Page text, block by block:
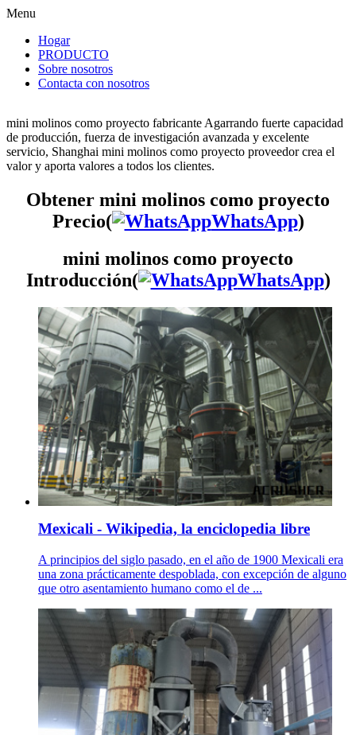
Menu
Hogar
PRODUCTO
Sobre nosotros
Contacta con nosotros
mini molinos como proyecto fabricante Agarrando fuerte capacidad
de producción, fuerza de investigación avanzada y excelente
servicio, Shanghai mini molinos como proyecto proveedor crea el
valor y aporta valores a todos los clientes.
Obtener mini molinos como proyecto
Precio(
WhatsApp)
mini molinos como proyecto
Introducción(
WhatsApp)
Mexicali - Wikipedia, la enciclopedia libre
A principios del siglo pasado, en el año de 1900 Mexicali era
una zona prácticamente despoblada, con excepción de alguno
que otro asentamiento humano como el de ...